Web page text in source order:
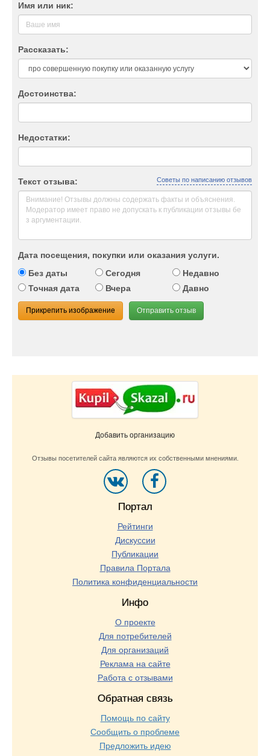
Имя или ник:
Рассказать:
Достоинства:
Недостатки:
Текст отзыва: Советы по написанию отзывов
Дата посещения, покупки или оказания услуги.
Без даты
Сегодня
Недавно
Точная дата
Вчера Давно
Прикрепить изображение Отправить отзыв
Добавить организацию
Отзывы посетителей сайта являются их собственными мнениями.
Портал
Рейтинги
Дискуссии
Публикации
Правила Портала
Политика конфиденциальности
Инфо
О проекте
Для потребителей
Для организаций
Реклама на сайте
Работа с отзывами
Обратная связь
Помощь по сайту
Сообщить о проблеме
Предложить идею